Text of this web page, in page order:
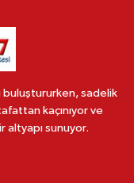
buluştururken, sadelik
kaçınıyor ve
altyapı sunuyor.